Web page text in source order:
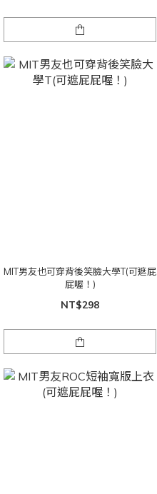
MIT男友也可穿背後笑臉大學T(可遮屁
屁喔！)
NT$298